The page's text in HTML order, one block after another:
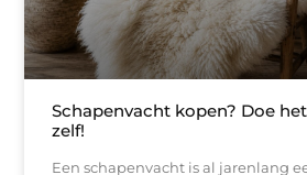
Schapenvacht kopen? Doe het
zelf!
Een schapenvacht is al jarenlang